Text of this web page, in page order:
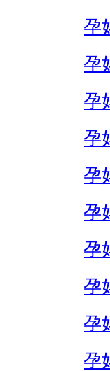
孕
孕
孕
孕
孕
孕
孕
孕
孕
孕